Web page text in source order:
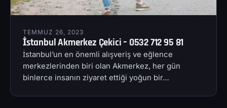
TEMMUZ 26, 2023
İstanbul Akmerkez Çekici – 0532 712 95 81
İstanbul’un en önemli alışveriş ve eğlence
merkezlerinden biri olan Akmerkez, her gün
binlerce insanın ziyaret ettiği yoğun bir…